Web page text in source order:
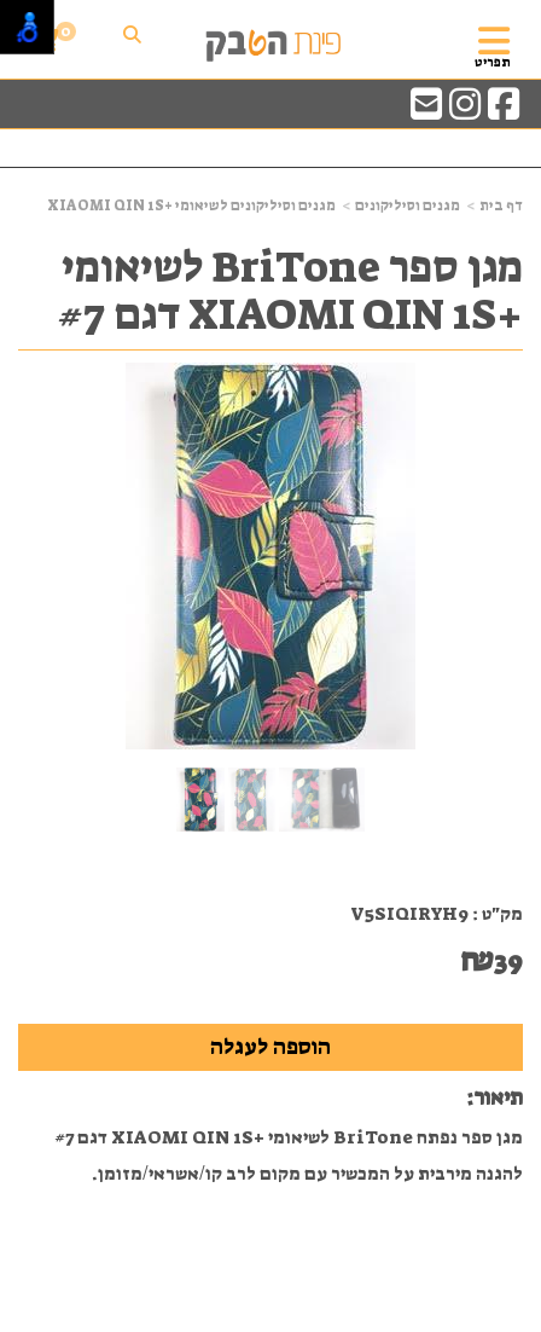
תפריט
0
דף בית מגנים וסיליקונים מגנים וסיליקונים לשיאומי +XIAOMI QIN 1S
מגן ספר BriTone לשיאומי
+XIAOMI QIN 1S דגם #7
מק"ט : V5SIQIRYH9
₪39
תיאור:
מגן ספר נפתח BriTone לשיאומי +XIAOMI QIN 1S דגם #7
להגנה מירבית על המכשיר עם מקום לרב קו/אשראי/מזומן.